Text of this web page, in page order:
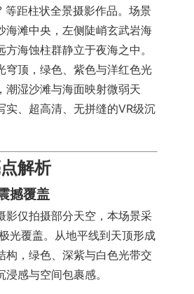
等距柱状全景摄影作品。场景
海滩中央，左侧陡峭玄武岩海
海蚀柱群静立于夜海之中。
穹顶，绿色、紫色与洋红色光
潮湿沙滩与海面映射微弱天
实、超高清、无拼缝的VR级沉
解析
撼覆盖
影仅拍摄部分天空，本场景采
光覆盖。从地平线到天顶形成
构，绿色、深紫与白色光带交
感与空间包裹感。